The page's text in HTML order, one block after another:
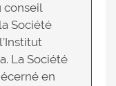
conseil
Société
La Société
en